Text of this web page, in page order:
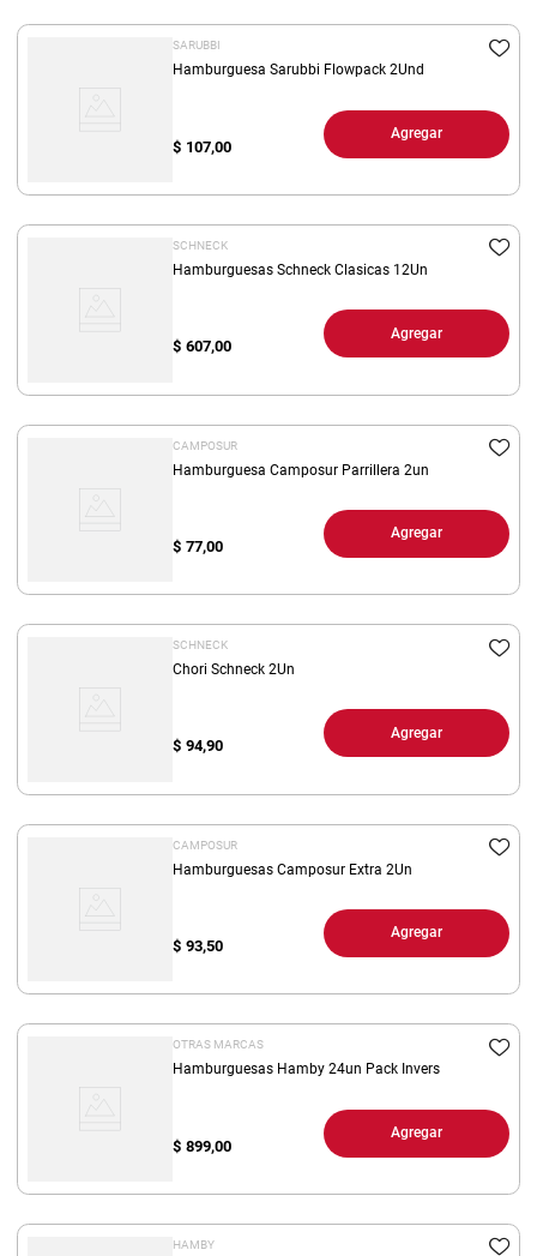
SARUBBI
Hamburguesa Sarubbi Flowpack 2Und
$ 107,00
Agregar
SCHNECK
Hamburguesas Schneck Clasicas 12Un
$ 607,00
Agregar
CAMPOSUR
Hamburguesa Camposur Parrillera 2un
$ 77,00
Agregar
SCHNECK
Chori Schneck 2Un
$ 94,90
Agregar
CAMPOSUR
Hamburguesas Camposur Extra 2Un
$ 93,50
Agregar
OTRAS MARCAS
Hamburguesas Hamby 24un Pack Invers
$ 899,00
Agregar
HAMBY